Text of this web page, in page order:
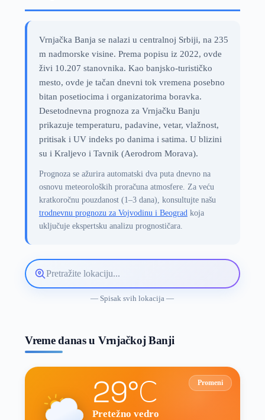
Vrnjačka Banja se nalazi u centralnoj Srbiji, na 235
m nadmorske visine. Prema popisu iz 2022, ovde
živi 10.207 stanovnika. Kao banjsko-turističko
mesto, ovde je tačan dnevni tok vremena posebno
bitan posetiocima i organizatorima boravka.
Desetodnevna prognoza za Vrnjačku Banju
prikazuje temperaturu, padavine, vetar, vlažnost,
pritisak i UV indeks po danima i satima. U blizini
su i Kraljevo i Tavnik (Aerodrom Morava).
Prognoza se ažurira automatski dva puta dnevno na
osnovu meteoroloških proračuna atmosfere. Za veću
kratkoročnu pouzdanost (1–3 dana), konsultujte našu
trodnevnu prognozu za Vojvodinu i Beogradkoja
uključuje ekspertsku analizu prognostičara.
Pretražite
lokaciju
— Spisak svih lokacija —
Vreme danas u Vrnjačkoj Banji
Promeni
29°C
Pretežno vedro